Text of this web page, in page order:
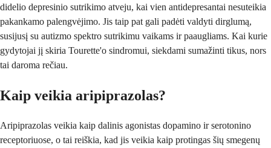
didelio depresinio sutrikimo atveju, kai vien antidepresantai nesuteikia
pakankamo palengvėjimo. Jis taip pat gali padėti valdyti dirglumą,
susijusį su autizmo spektro sutrikimu vaikams ir paaugliams. Kai kurie
gydytojai jį skiria Tourette'o sindromui, siekdami sumažinti tikus, nors
tai daroma rečiau.
Kaip veikia aripiprazolas?
Aripiprazolas veikia kaip dalinis agonistas dopamino ir serotonino
receptoriuose, o tai reiškia, kad jis veikia kaip protingas šių smegenų